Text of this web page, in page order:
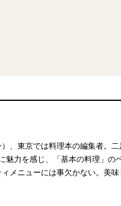
、東京では料理本の編集者。二
魅力を感じ、「基本の料理」の
メニューには事欠かない。美